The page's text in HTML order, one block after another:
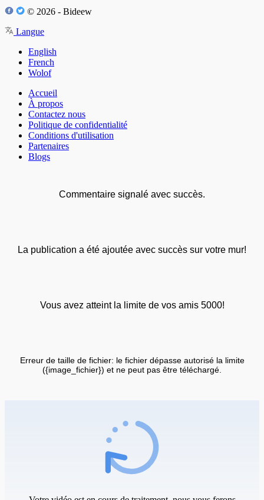
© 2026 - Bideew
Langue
English
French
Wolof
Accueil
À propos
Contactez nous
Politique de confidentialité
Conditions d'utilisation
Partenaires
Blogs
Commentaire signalé avec succès.
La publication a été ajoutée avec succès sur votre mur!
Vous avez atteint la limite de vos amis 5000!
Erreur de taille de fichier: le fichier dépasse autorisé la limite
({image_fichier}) et ne peut pas être téléchargé.